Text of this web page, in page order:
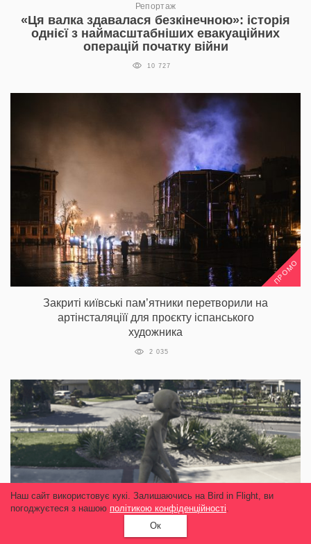
Репортаж
«Ця валка здавалася безкінечною»: історія
однієї з наймасштабніших евакуаційних
операцій початку війни
10 727
ПРОМО
Закриті київські пам’ятники перетворили на
артінсталяціїї для проєкту іспанського
художника
2 035
Наш сайт використовує кукі. Залишаючись на Bird in Flight, ви
погоджуєтеся з нашою політикою конфіденційності.
Ок